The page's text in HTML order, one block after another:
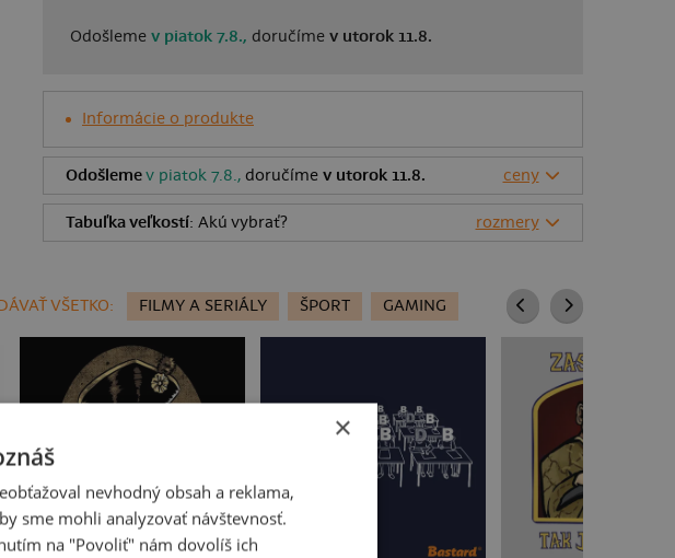
Odošleme v piatok 7.8., doručíme v utorok 11.8.
Informácie o produkte
Odošlemev piatok 7.8., doručíme v utorok 11.8. ceny
Tabuľka veľkostí: Akú vybrať? rozmery
VŠETKO: FILMY A SERIÁLY ŠPORT GAMING
×
nevhodný obsah a reklama,
sme mohli analyzovať návštevnosť.
na "Povoliť" nám dovolíš ich